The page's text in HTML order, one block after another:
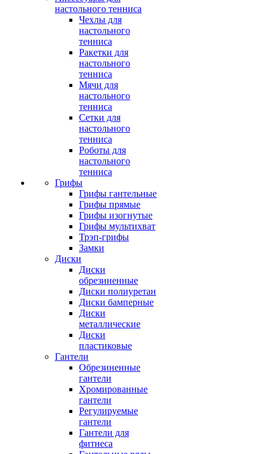
настольного тенниса
Чехлы для
настольного
тенниса
Ракетки для
настольного
тенниса
Мячи для
настольного
тенниса
Сетки для
настольного
тенниса
Роботы для
настольного
тенниса
Грифы
Грифы гантельные
Грифы прямые
Грифы изогнутые
Грифы мультихват
Трэп-грифы
Замки
Диски
Диски
обрезиненные
Диски полиуретан
Диски бамперные
Диски
металлические
Диски
пластиковые
Гантели
Обрезиненные
гантели
Хромированные
гантели
Регулируемые
гантели
Гантели для
фитнеса